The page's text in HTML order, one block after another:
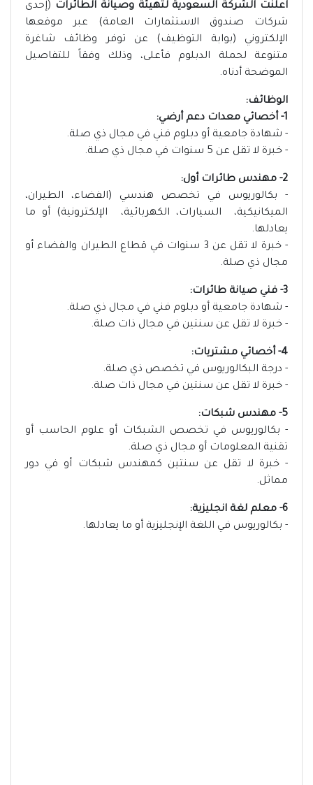
اعلنت الشركة السعودية لتهيئة وصيانة الطائرات (إحدى
شركات صندوق الاستثمارات العامة) عبر موقعها
الإلكتروني (بوابة التوظيف) عن توفر وظائف شاغرة
متنوعة لحملة الدبلوم فأعلى، وذلك وفقاً للتفاصيل
الموضحة أدناه.
الوظائف:
1- أخصائي معدات دعم أرضي:
- شهادة جامعية أو دبلوم فني في مجال ذي صلة.
- خبرة لا تقل عن 5 سنوات في مجال ذي صلة.
2- مهندس طائرات أول:
- بكالوريوس في تخصص هندسي (الفضاء، الطيران،
الميكانيكية، السيارات، الكهربائية، الإلكترونية) أو ما
يعادلها.
- خبرة لا تقل عن 3 سنوات في قطاع الطيران والفضاء أو
مجال ذي صلة.
3- فني صيانة طائرات:
- شهادة جامعية أو دبلوم فني في مجال ذي صلة.
- خبرة لا تقل عن سنتين في مجال ذات صلة.
4- أخصائي مشتريات:
- درجة البكالوريوس في تخصص ذي صلة.
- خبرة لا تقل عن سنتين في مجال ذات صلة.
5- مهندس شبكات:
- بكالوريوس في تخصص الشبكات أو علوم الحاسب أو
تقنية المعلومات أو مجال ذي صلة.
- خبرة لا تقل عن سنتين كمهندس شبكات أو في دور
مماثل.
6- معلم لغة انجليزية:
- بكالوريوس في اللغة الإنجليزية أو ما يعادلها.